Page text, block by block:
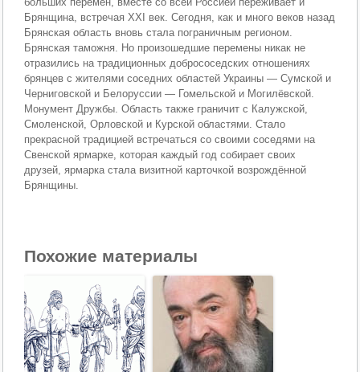
Брянщина, встречая XXI век. Сегодня, как и много веков назад
Брянская область вновь стала пограничным регионом.
Брянская таможня. Но произошедшие перемены никак не
отразились на традиционных добрососедских отношениях
брянцев с жителями соседних областей Украины — Сумской и
Черниговской и Белоруссии — Гомельской и Могилёвской.
Монумент Дружбы. Область также граничит с Калужской,
Смоленской, Орловской и Курской областями. Стало
прекрасной традицией встречаться со своими соседями на
Свенской ярмарке, которая каждый год собирает своих
друзей, ярмарка стала визитной карточкой возрождённой
Брянщины.
Похожие материалы